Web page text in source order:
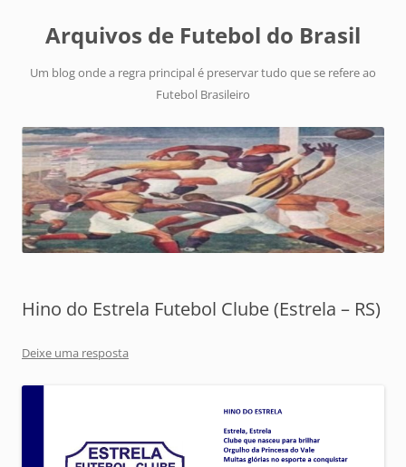
Arquivos de Futebol do Brasil
Um blog onde a regra principal é preservar tudo que se refere ao
Futebol Brasileiro
Hino do Estrela Futebol Clube (Estrela – RS)
Deixe uma resposta